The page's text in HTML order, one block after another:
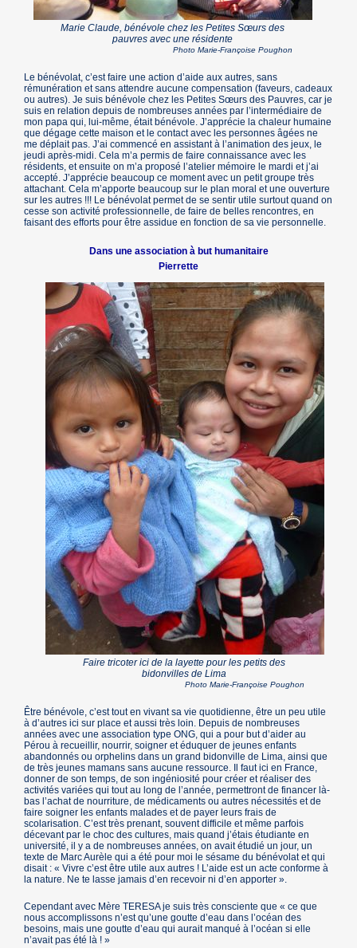
Marie Claude, bénévole chez les Petites Sœurs des
pauvres avec une résidente
Photo Marie-Françoise Poughon
Le bénévolat, c’est faire une action d’aide aux autres, sans
rémunération et sans attendre aucune compensation (faveurs, cadeaux
ou autres). Je suis bénévole chez les Petites Sœurs des Pauvres, car je
suis en relation depuis de nombreuses années par l’intermédiaire de
mon papa qui, lui-même, était bénévole. J’apprécie la chaleur humaine
que dégage cette maison et le contact avec les personnes âgées ne
me déplait pas. J’ai commencé en assistant à l’animation des jeux, le
jeudi après-midi. Cela m’a permis de faire connaissance avec les
résidents, et ensuite on m’a proposé l’atelier mémoire le mardi et j’ai
accepté. J’apprécie beaucoup ce moment avec un petit groupe très
attachant. Cela m’apporte beaucoup sur le plan moral et une ouverture
sur les autres !!! Le bénévolat permet de se sentir utile surtout quand on
cesse son activité professionnelle, de faire de belles rencontres, en
faisant des efforts pour être assidue en fonction de sa vie personnelle.
Dans une association à but humanitaire
Pierrette
Faire tricoter ici de la layette pour les petits des
bidonvilles de Lima
Photo Marie-Françoise Poughon
Être bénévole, c’est tout en vivant sa vie quotidienne, être un peu utile
à d’autres ici sur place et aussi très loin. Depuis de nombreuses
années avec une association type ONG, qui a pour but d’aider au
Pérou à recueillir, nourrir, soigner et éduquer de jeunes enfants
abandonnés ou orphelins dans un grand bidonville de Lima, ainsi que
de très jeunes mamans sans aucune ressource. Il faut ici en France,
donner de son temps, de son ingéniosité pour créer et réaliser des
activités variées qui tout au long de l’année, permettront de financer là-
bas l’achat de nourriture, de médicaments ou autres nécessités et de
faire soigner les enfants malades et de payer leurs frais de
scolarisation. C’est très prenant, souvent difficile et même parfois
décevant par le choc des cultures, mais quand j’étais étudiante en
université, il y a de nombreuses années, on avait étudié un jour, un
texte de Marc Aurèle qui a été pour moi le sésame du bénévolat et qui
disait : « Vivre c’est être utile aux autres ! L’aide est un acte conforme à
la nature. Ne te lasse jamais d’en recevoir ni d’en apporter ».
Cependant avec Mère TERESA je suis très consciente que « ce que
nous accomplissons n’est qu’une goutte d’eau dans l’océan des
besoins, mais une goutte d’eau qui aurait manqué à l’océan si elle
n’avait pas été là ! »